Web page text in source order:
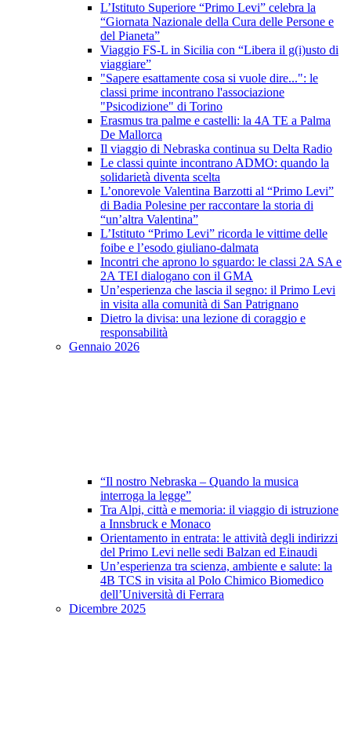
L’Istituto Superiore “Primo Levi” celebra la
“Giornata Nazionale della Cura delle Persone e
del Pianeta”
Viaggio FS-L in Sicilia con “Libera il g(i)usto di
viaggiare”
"Sapere esattamente cosa si vuole dire...": le
classi prime incontrano l'associazione
"Psicodizione" di Torino
Erasmus tra palme e castelli: la 4A TE a Palma
De Mallorca
Il viaggio di Nebraska continua su Delta Radio
Le classi quinte incontrano ADMO: quando la
solidarietà diventa scelta
L’onorevole Valentina Barzotti al “Primo Levi”
di Badia Polesine per raccontare la storia di
“un’altra Valentina”
L’Istituto “Primo Levi” ricorda le vittime delle
foibe e l’esodo giuliano-dalmata
Incontri che aprono lo sguardo: le classi 2A SA e
2A TEI dialogano con il GMA
Un’esperienza che lascia il segno: il Primo Levi
in visita alla comunità di San Patrignano
Dietro la divisa: una lezione di coraggio e
responsabilità
Gennaio 2026
“Il nostro Nebraska – Quando la musica
interroga la legge”
Tra Alpi, città e memoria: il viaggio di istruzione
a Innsbruck e Monaco
Orientamento in entrata: le attività degli indirizzi
del Primo Levi nelle sedi Balzan ed Einaudi
Un’esperienza tra scienza, ambiente e salute: la
4B TCS in visita al Polo Chimico Biomedico
dell’Università di Ferrara
Dicembre 2025